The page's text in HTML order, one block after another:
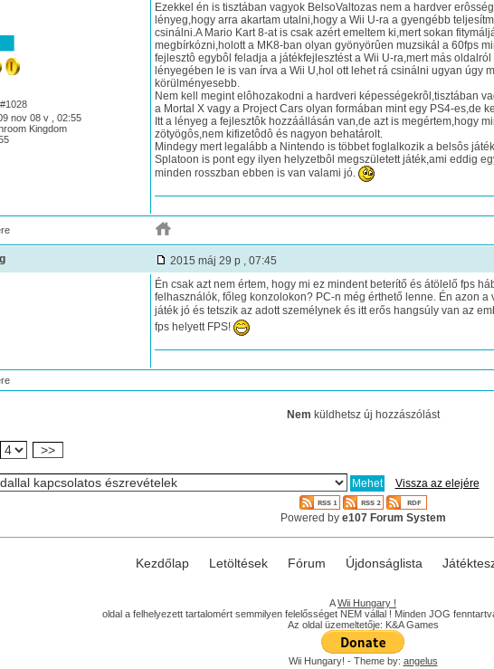
nov 08 v , 02:55
Kingdom
Ezekkel én is tisztában vagyok BelsoValtozas nem a hardver
lényeg,hogy arra akartam utalni,hogy a Wii U-ra a gyengébb
csinálni.A Mario Kart 8-at is csak azért emeltem ki,mert sokan
megbírkózni,holott a MK8-ban olyan gyönyörûen muzsikál a 60fps
fejlesztô egybôl feladja a játékfejlesztést a Wii U-ra,mert más
lényegében le is van írva a Wii U,hol ott lehet rá csinálni ugyan úgy
körülményesebb.
Nem kell megint elôhozakodni a hardveri képességekrôl,tisztában
a Mortal X vagy a Project Cars olyan formában mint egy PS4-es,de
Itt a lényeg a fejlesztôk hozzáállásán van,de azt is megértem,hogy
zötyögôs,nem kifizetôdô és nagyon behatárolt.
Mindegy mert legalább a Nintendo is többet foglalkozik a belsôs
Splatoon is pont egy ilyen helyzetbôl megszületett játék,ami eddig
minden rosszban ebben is van valami jó.
2015 máj 29 p , 07:45
Én csak azt nem értem, hogy mi ez mindent beterítő és átölelő fps
felhasználók, főleg konzolokon? PC-n még érthető lenne. Én azon
játék jó és tetszik az adott személynek és itt erős hangsúly van az
fps helyett FPS!
Nem küldhetsz új hozzászólást
>>
Vissza az elejére
Powered by e107 Forum System
Kezdőlap Letöltések Fórum Újdonságlista
AWii Hungary !
oldal a felhelyezett tartalomért semmilyen felelősséget NEM vállal ! Minden JOG
Az oldal üzemeltetője: K&A Games
Wii Hungary! - Theme by: angelus